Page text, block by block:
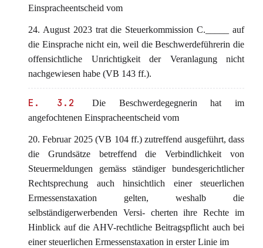
Einspracheentscheid vom
24. August 2023 trat die Steuerkommission C._____ auf
die Einsprache nicht ein, weil die Beschwerdeführerin die
offensichtliche Unrichtigkeit der Veranlagung nicht
nachgewiesen habe (VB 143 ff.).
E. 3.2
Die Beschwerdegegnerin hat im
angefochtenen Einspracheentscheid vom
20. Februar 2025 (VB 104 ff.) zutreffend ausgeführt, dass
die Grundsätze betreffend die Verbindlichkeit von
Steuermeldungen gemäss ständiger bundesgerichtlicher
Rechtsprechung auch hinsichtlich einer steuerlichen
Ermessenstaxation gelten, weshalb die
selbständigerwerbenden Versi- cherten ihre Rechte im
Hinblick auf die AHV-rechtliche Beitragspflicht auch bei
einer steuerlichen Ermessenstaxation in erster Linie im